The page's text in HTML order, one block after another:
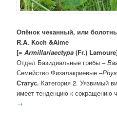
Опёнок чеканный, или
R.A. Koch &Aime
[=Armillariaectypa (Fr.)
Отдел Базидиальные грибы –
Семейство Физалакриевые –
Статус. Категория 2. Уязвимый
имеет тенденцию к сокращению
→